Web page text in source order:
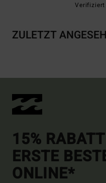
Verifiziert
ZULETZT
15%
ERSTE
ONLINE*